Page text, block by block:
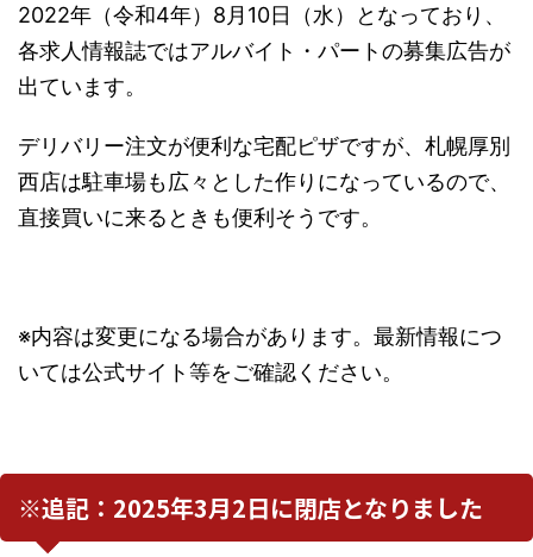
2022年（令和4年）8月10日（水）となっており、
各求人情報誌ではアルバイト・パートの募集広告が
出ています。
デリバリー注文が便利な宅配ピザですが、札幌厚別
西店は駐車場も広々とした作りになっているので、
直接買いに来るときも便利そうです。
※内容は変更になる場合があります。最新情報につ
いては公式サイト等をご確認ください。
※追記：2025年3月2日に閉店となりました